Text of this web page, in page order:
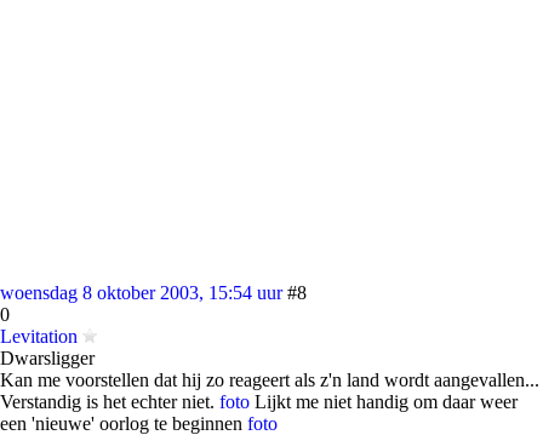
woensdag 8 oktober 2003, 15:54 uur #8
0
Levitation
Dwarsligger
Kan me voorstellen dat hij zo reageert als z'n land wordt aangevallen...
Verstandig is het echter niet. foto Lijkt me niet handig om daar weer
een 'nieuwe' oorlog te beginnen foto